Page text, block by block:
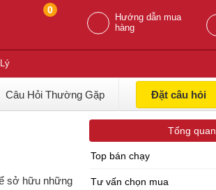
0
Hướng dẫn mua
hàng
Câu Hỏi Thường Gặp Đặt câu hỏi
sở hữu những
Tổng quan
Top bán chạy
Tư vấn chọn mua